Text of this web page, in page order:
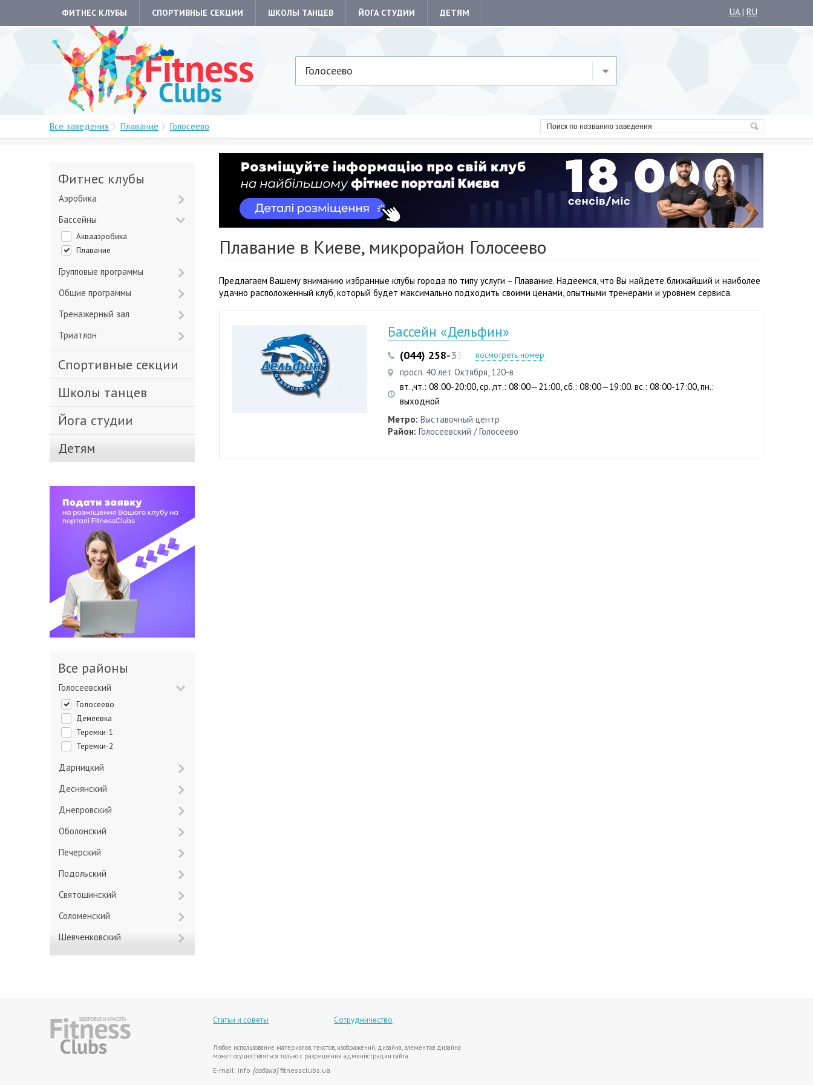
ФИТНЕС КЛУБЫ СПОРТИВНЫЕ СЕКЦИИ ШКОЛЫ ТАНЦЕВ ЙОГА СТУДИИ ДЕТЯМ UA| RU
Голосеево
Все заведения Плавание Голосеево
Плавание в Киеве, микрорайон Голосеево
Предлагаем Вашему вниманию избранные клубы города по типу услуги – Плавание. Надеемся, что Вы найдете ближайший и наиболее
удачно расположенный клуб, который будет максимально подходить своими ценами, опытными тренерами и уровнем сервиса.
Бассейн «Дельфин»
(044) 258-33-07 (044) 258-32-56
посмотреть номер
просп. 40 лет Октября, 120-в
вт.,чт.: 08:00-20:00, ср.,пт.: 08:00—21:00, сб.: 08:00—19:00. вс.: 08:00-17:00, пн.:
выходной
Метро: Выставочный центр
Район: Голосеевский / Голосеево
Фитнес клубы
Аэробика
Бассейны
Аквааэробика
Плавание
Групповые программы
Общие программы
Тренажерный зал
Триатлон
Спортивные секции
Школы танцев
Йога студии
Детям
Все районы
Голосеевский
Голосеево
Демеевка
Теремки-1
Теремки-2
Дарницкий
Деснянский
Днепровский
Оболонский
Печерский
Подольский
Святошинский
Соломенский
Шевченковский
Статьи и советы Сотрудничество
Любое использование материалов, текстов, изображений, дизайна, элементов дизайна
может осуществляться только с разрешения администрации сайта.
E-mail: info {собака}fitnessclubs.ua